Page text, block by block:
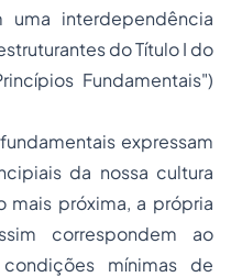
uma interdependência
do Título I do
Fundamentais")
expressam
da nossa cultura
próxima, a própria
correspondem ao
mínimas de